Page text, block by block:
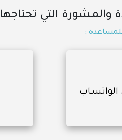
والمشورة التي تحتاجها
: